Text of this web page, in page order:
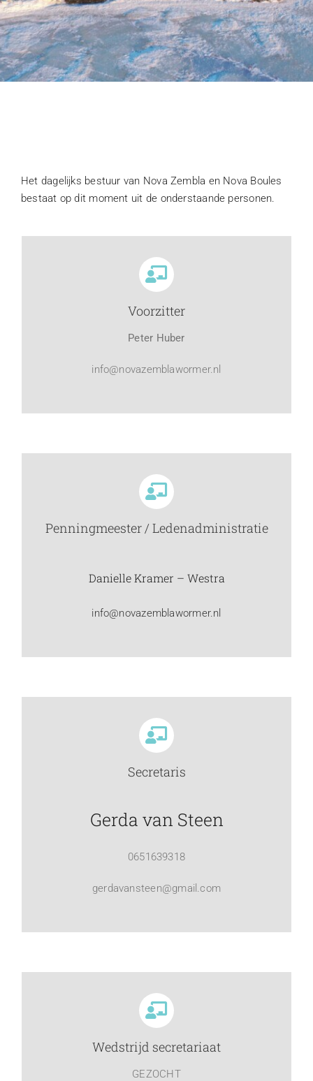
Agenda
Het dagelijks bestuur van Nova Zembla en Nova Boules
bestaat op dit moment uit de onderstaande personen.
Voorzitter
Peter Huber
info@novazemblawormer.nl
Penningmeester / Ledenadministratie
Danielle Kramer – Westra
info@novazemblawormer.nl
Secretaris
Gerda van Steen
0651639318
gerdavansteen@gmail.com
Wedstrijd secretariaat
GEZOCHT